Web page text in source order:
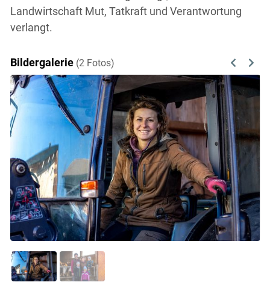
Landwirtschaft Mut, Tatkraft und Verantwortung
verlangt.
Bildergalerie (2 Fotos) Previous
Next